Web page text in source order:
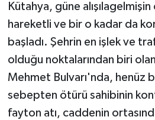
​Kütahya, güne alışılagelmişin
hareketli ve bir o kadar da
başladı. Şehrin en işlek ve
olduğu noktalarından biri
Mehmet Bulvarı'nda, henüz
sebepten ötürü sahibinin
fayton atı, caddenin
Vefat Haberleri
Yaşam